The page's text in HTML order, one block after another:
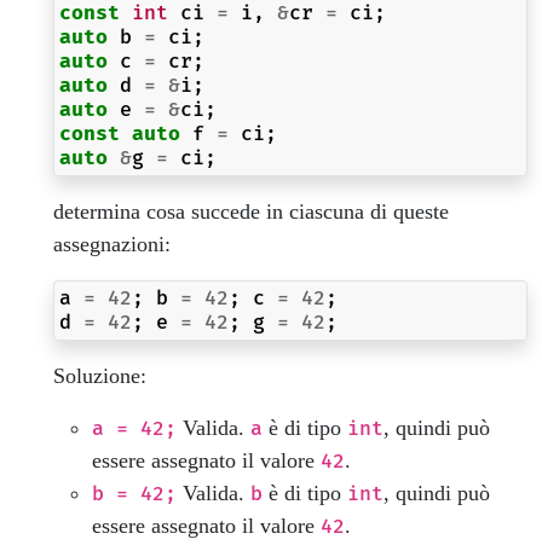
const int ci = i , &cr = ci ;
auto b = ci ;
auto c = cr ;
auto d = &i ;
auto e = &ci ;
const auto f = ci ;
auto &g = ci ;
determina cosa succede in ciascuna di queste
assegnazioni:
a = 42 ; b = 42 ; c = 42 ;
d = 42 ; e = 42 ; g = 42 ;
Soluzione:
a = 42; Valida. a è di tipo int, quindi può
essere assegnato il valore 42.
b = 42; Valida. b è di tipo int, quindi può
essere assegnato il valore 42.